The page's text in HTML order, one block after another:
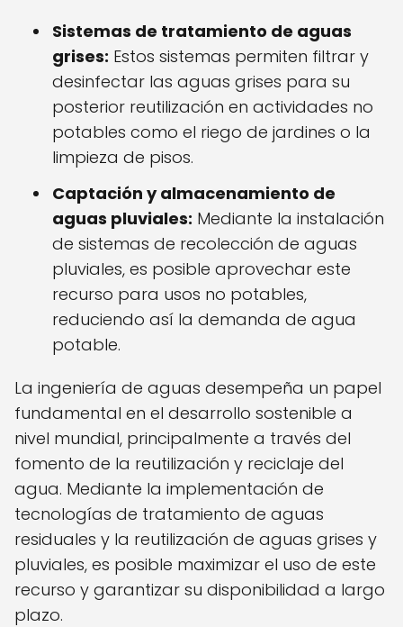
Sistemas de tratamiento de aguas
grises: Estos sistemas permiten filtrar y
desinfectar las aguas grises para su
posterior reutilización en actividades no
potables como el riego de jardines o la
limpieza de pisos.
Captación y almacenamiento de
aguas pluviales: Mediante la instalación
de sistemas de recolección de aguas
pluviales, es posible aprovechar este
recurso para usos no potables,
reduciendo así la demanda de agua
potable.
La ingeniería de aguas desempeña un papel
fundamental en el desarrollo sostenible a
nivel mundial, principalmente a través del
fomento de la reutilización y reciclaje del
agua. Mediante la implementación de
tecnologías de tratamiento de aguas
residuales y la reutilización de aguas grises y
pluviales, es posible maximizar el uso de este
recurso y garantizar su disponibilidad a largo
plazo.